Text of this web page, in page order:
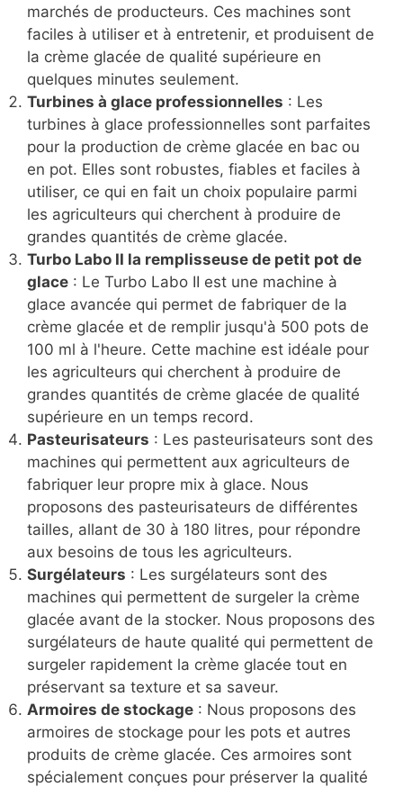
marchés de producteurs. Ces machines sont
faciles à utiliser et à entretenir, et produisent de
la crème glacée de qualité supérieure en
quelques minutes seulement.
Turbines à glace professionnelles : Les
turbines à glace professionnelles sont parfaites
pour la production de crème glacée en bac ou
en pot. Elles sont robustes, fiables et faciles à
utiliser, ce qui en fait un choix populaire parmi
les agriculteurs qui cherchent à produire de
grandes quantités de crème glacée.
Turbo Labo II la remplisseuse de petit pot de
glace : Le Turbo Labo II est une machine à
glace avancée qui permet de fabriquer de la
crème glacée et de remplir jusqu'à 500 pots de
100 ml à l'heure. Cette machine est idéale pour
les agriculteurs qui cherchent à produire de
grandes quantités de crème glacée de qualité
supérieure en un temps record.
Pasteurisateurs : Les pasteurisateurs sont des
machines qui permettent aux agriculteurs de
fabriquer leur propre mix à glace. Nous
proposons des pasteurisateurs de différentes
tailles, allant de 30 à 180 litres, pour répondre
aux besoins de tous les agriculteurs.
Surgélateurs : Les surgélateurs sont des
machines qui permettent de surgeler la crème
glacée avant de la stocker. Nous proposons des
surgélateurs de haute qualité qui permettent de
surgeler rapidement la crème glacée tout en
préservant sa texture et sa saveur.
Armoires de stockage : Nous proposons des
armoires de stockage pour les pots et autres
produits de crème glacée. Ces armoires sont
spécialement conçues pour préserver la qualité